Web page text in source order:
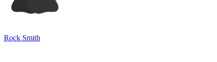
Rock Smith